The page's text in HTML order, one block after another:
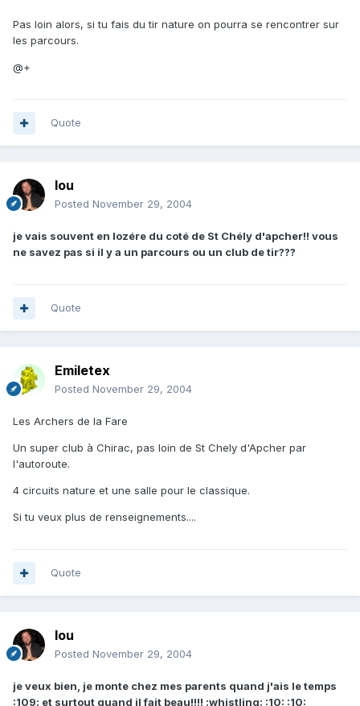
Pas loin alors, si tu fais du tir nature on pourra se rencontrer sur
les parcours.
@+
Quote
lou
Posted November 29, 2004
je vais souvent en lozére du coté de St Chély d'apcher!! vous
ne savez pas si il y a un parcours ou un club de tir???
Quote
Emiletex
Posted November 29, 2004
Les Archers de la Fare
Un super club à Chirac, pas loin de St Chely d'Apcher par
l'autoroute.
4 circuits nature et une salle pour le classique.
Si tu veux plus de renseignements....
Quote
lou
Posted November 29, 2004
je veux bien, je monte chez mes parents quand j'ais le temps
:109: et surtout quand il fait beau!!!! :whistling: :10: :10: